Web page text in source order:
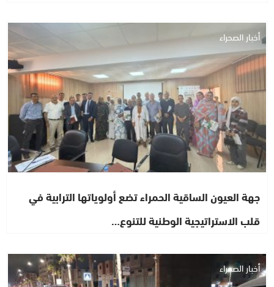
أخبار الصحراء
جهة العيون الساقية الحمراء تضع أولوياتها الترابية في
قلب الاستراتيجية الوطنية للتنوع…
أخبار الصحراء